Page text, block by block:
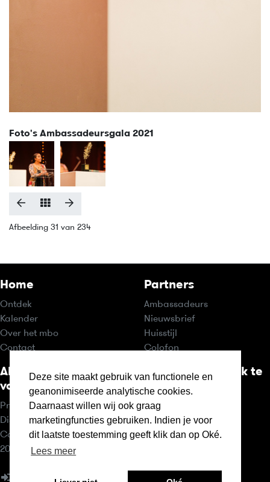
Deze site maakt gebruik van functionele en
geanonimiseerde analytische cookies.
Daarnaast willen wij ook graag
marketingfuncties gebruiken. Indien je voor
dit laatste toestemming geeft klik dan op Oké.
Lees meer
Foto's Ambassadeursgala 2021
Afbeelding 31 van 234
Home
Ontdek
Kalender
Over het mbo
Contact
Partners
Ambassadeurs
Nieuwsbrief
Huisstijl
Colofon
Algemene
voorwaarden
Privacy statement
Disclaimer
Cookies
2011-2026 © ditismbo.nl
Ditismbo.nl is ook te
volgen op: